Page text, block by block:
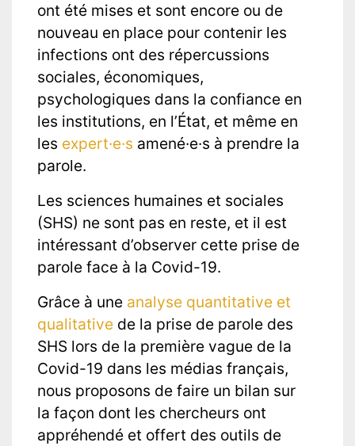
ont été mises et sont encore ou de
nouveau en place pour contenir les
infections ont des répercussions
sociales, économiques,
psychologiques dans la confiance en
les institutions, en l’État, et même en
les expert·e·s amené·e·s à prendre la
parole.
Les sciences humaines et sociales
(SHS) ne sont pas en reste, et il est
intéressant d’observer cette prise de
parole face à la Covid-19.
Grâce à une analyse quantitative et
qualitative de la prise de parole des
SHS lors de la première vague de la
Covid-19 dans les médias français,
nous proposons de faire un bilan sur
la façon dont les chercheurs ont
appréhendé et offert des outils de